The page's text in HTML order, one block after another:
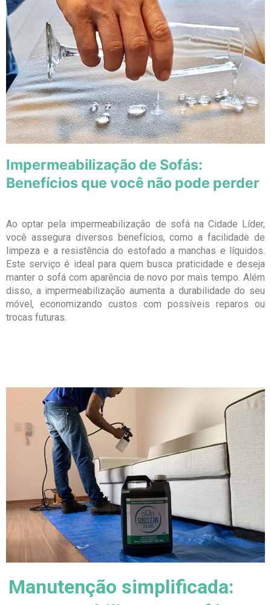
Impermeabilização de Sofás:
Benefícios que você não pode perder
Ao optar pela impermeabilização de sofá na Cidade Líder,
você assegura diversos benefícios, como a facilidade de
limpeza e a resistência do estofado a manchas e líquidos.
Este serviço é ideal para quem busca praticidade e deseja
manter o sofá com aparência de novo por mais tempo. Além
disso, a impermeabilização aumenta a durabilidade do seu
móvel, economizando custos com possíveis reparos ou
trocas futuras.
Manutenção simplificada: